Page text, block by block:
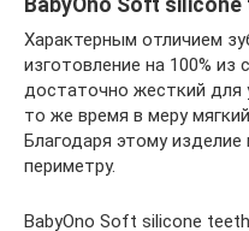
BabyOno Soft
Характерным отличием
изготовление на 100%
достаточно жесткий для
то же время в меру
Благодаря этому
периметру.
BabyOno Soft silicone